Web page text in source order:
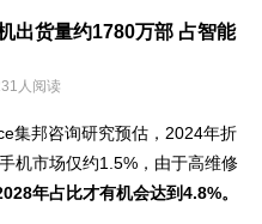
出货量约1780万部 占智能
人阅读
集邦咨询研究预估，2024年折
机市场仅约1.5%，由于高维修
年占比才有机会达到4.8%。